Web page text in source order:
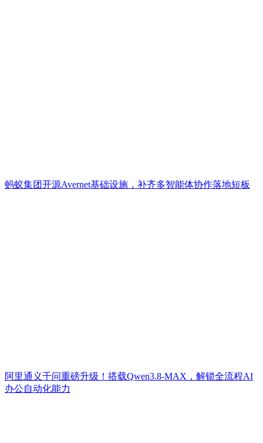
蚂蚁集团开源Avernet基础设施，补齐多智能体协作落地短板
阿里通义千问重磅升级！搭载Qwen3.8-MAX，解锁全流程AI
办公自动化能力